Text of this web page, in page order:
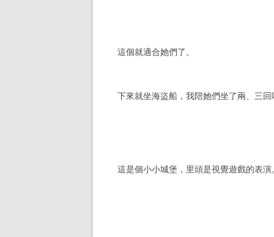
這個就適合她們了。
下來就坐海盜船，我陪她們坐了兩、三回
這是個小小城堡，里頭是視覺遊戲的表演。